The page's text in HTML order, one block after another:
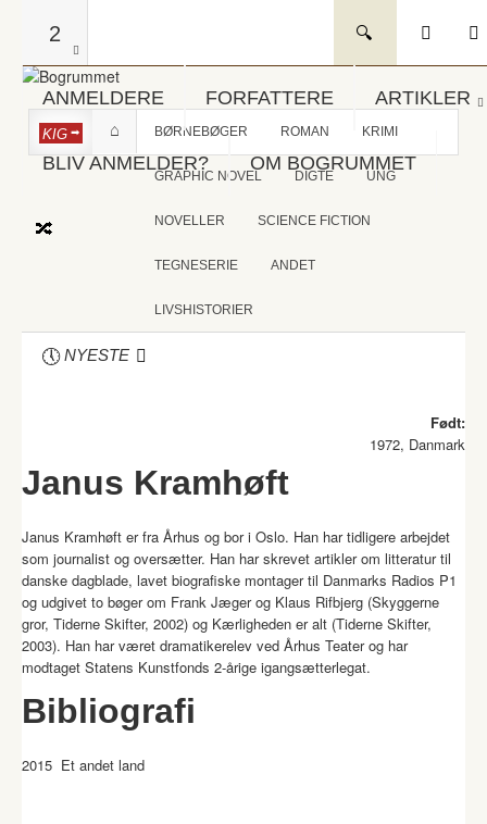
2
ANMELDERE FORFATTERE ARTIKLER
BLIV ANMELDER? OM BOGRUMMET
KIG BØRNEBØGER ROMAN KRIMI
GRAPHIC NOVEL DIGTE UNG
NOVELLER SCIENCE FICTION
TEGNESERIE ANDET
LIVSHISTORIER
NYESTE
Født:
1972, Danmark
Janus Kramhøft
Janus Kramhøft er fra Århus og bor i Oslo. Han har tidligere arbejdet
som journalist og oversætter. Han har skrevet artikler om litteratur til
danske dagblade, lavet biografiske montager til Danmarks Radios P1
og udgivet to bøger om Frank Jæger og Klaus Rifbjerg (Skyggerne
gror, Tiderne Skifter, 2002) og Kærligheden er alt (Tiderne Skifter,
2003). Han har været dramatikerelev ved Århus Teater og har
modtaget Statens Kunstfonds 2-årige igangsætterlegat.
Bibliografi
2015 Et andet land